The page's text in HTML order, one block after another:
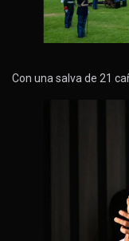
Con una salva de 21